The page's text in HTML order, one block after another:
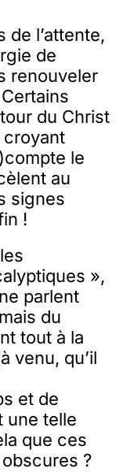
de l’attente,
de
renouveler
du Christ
croyant
le
au
signes
!
»,
parlent
du
tout à la
venu, qu’il
et de
une telle
que ces
?